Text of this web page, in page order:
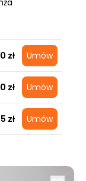
zł Umów
zł Umów
zł Umów